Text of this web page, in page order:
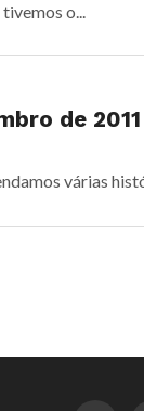
tivemos o...
de 2011
várias